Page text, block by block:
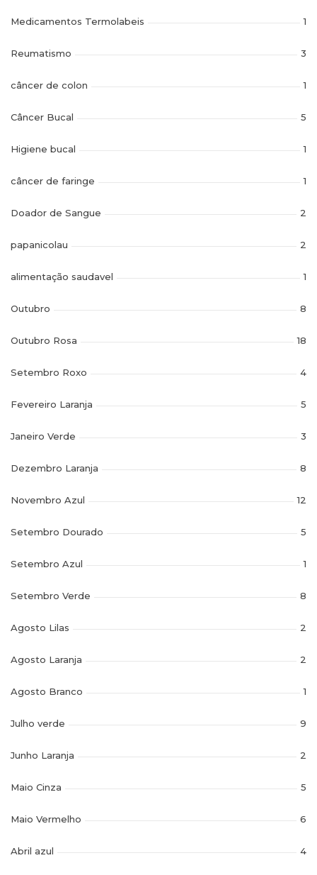
Medicamentos Termolabeis 1
Reumatismo 3
câncer de colon 1
Câncer Bucal 5
Higiene bucal 1
câncer de faringe 1
Doador de Sangue 2
papanicolau 2
alimentação saudavel 1
Outubro 8
Outubro Rosa 18
Setembro Roxo 4
Fevereiro Laranja 5
Janeiro Verde 3
Dezembro Laranja 8
Novembro Azul 12
Setembro Dourado 5
Setembro Azul 1
Setembro Verde 8
Agosto Lilas 2
Agosto Laranja 2
Agosto Branco 1
Julho verde 9
Junho Laranja 2
Maio Cinza 5
Maio Vermelho 6
Abril azul 4